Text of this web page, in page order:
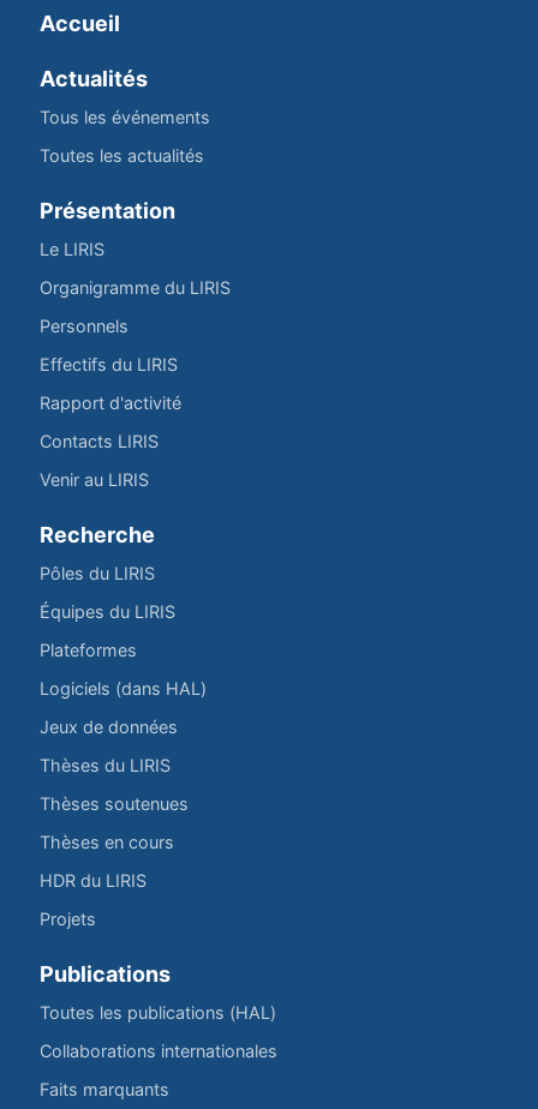
Accueil
Actualités
Tous les événements
Toutes les actualités
Présentation
Le LIRIS
Organigramme du LIRIS
Personnels
Effectifs du LIRIS
Rapport d'activité
Contacts LIRIS
Venir au LIRIS
Recherche
Pôles du LIRIS
Équipes du LIRIS
Plateformes
Logiciels (dans HAL)
Jeux de données
Thèses du LIRIS
Thèses soutenues
Thèses en cours
HDR du LIRIS
Projets
Publications
Toutes les publications (HAL)
Collaborations internationales
Faits marquants